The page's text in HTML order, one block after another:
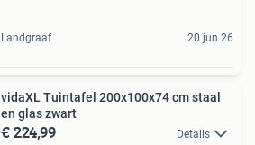
Landgraaf 20 jun 26
vidaXL Tuintafel 200x100x74 cm staal
en glas zwart
€ 224,99 Details